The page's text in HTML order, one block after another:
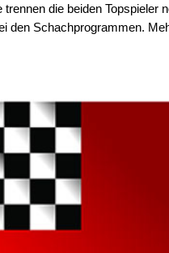
die beiden Topspieler
den Schachprogrammen.